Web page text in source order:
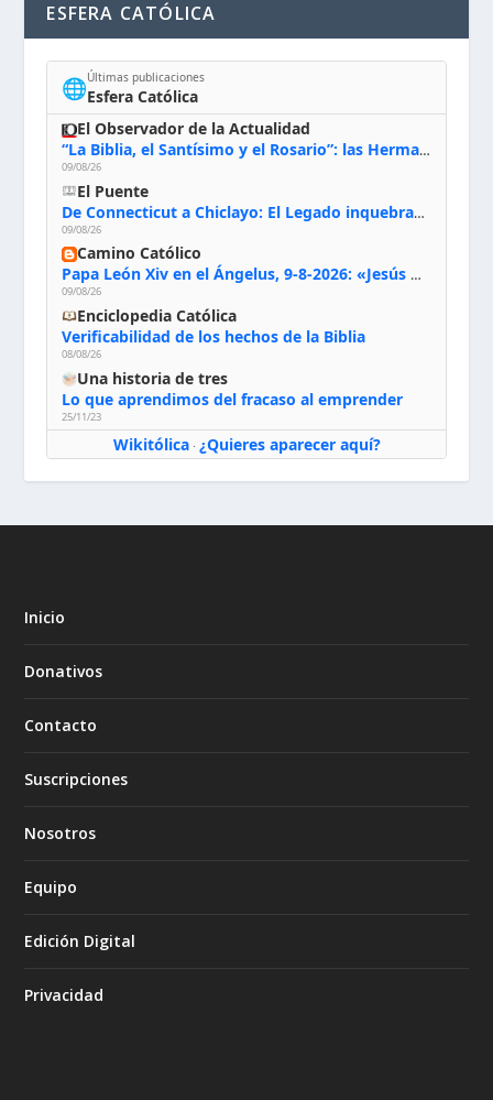
ESFERA CATÓLICA
🌐Últimas publicaciones
Esfera Católica
El Observador de la Actualidad
“La Biblia, el Santísimo y el Rosario”: las Hermanas de Belén, evacuadas por el incendio de Huelva, España
09/08/26
El Puente
De Connecticut a Chiclayo: El Legado inquebrantable de Monseñor Juan Tomis Stack
09/08/26
Camino Católico
Papa León Xiv en el Ángelus, 9-8-2026: «Jesús no nos abandona y si lo acogemos con humildad con la oración, los sacramentos y la escucha de su Palabra, en Él encontraremos paz, luz y fuerza para nuestro camino»
09/08/26
Enciclopedia Católica
Verificabilidad de los hechos de la Biblia
08/08/26
Una historia de tres
Lo que aprendimos del fracaso al emprender
25/11/23
Wikitólica· ¿Quieres aparecer aquí?
Inicio
Donativos
Contacto
Suscripciones
Nosotros
Equipo
Edición Digital
Privacidad